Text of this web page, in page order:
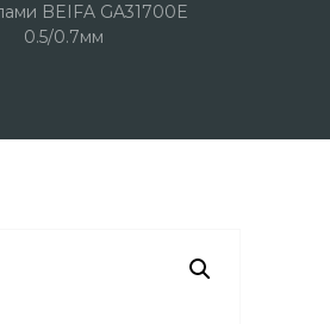
BEIFA GA31700E
0.5/0.7мм